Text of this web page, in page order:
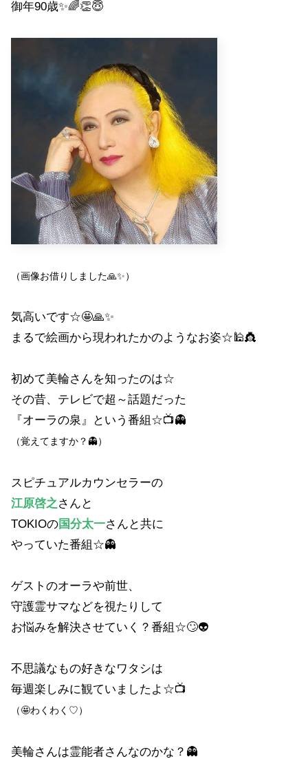
御年90歳✨🌈👏😇
（画像お借りしました🙏✨）
気高いです☆🤩🙏✨
まるで絵画から現われたかのようなお姿☆🕌👸
初めて美輪さんを知ったのは☆
その昔、テレビで超～話題だった
『オーラの泉』という番組☆📺👻
（覚えてますか？👻）
スピチュアルカウンセラーの
江原啓之さんと
TOKIOの国分太一さんと共に
やっていた番組☆👻
ゲストのオーラや前世、
守護霊サマなどを視たりして
お悩みを解決させていく？番組☆🙄👽
不思議なもの好きなワタシは
毎週楽しみに観ていましたよ☆📺
（🤩わくわく♡）
美輪さんは霊能者さんなのかな？👻